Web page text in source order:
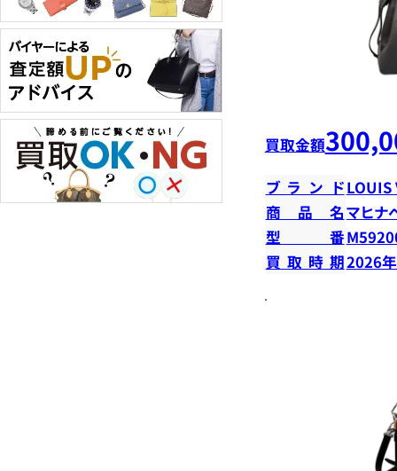
買取金額
ブランドLOUIS
商品名マヒナ
型番
買取時期2026